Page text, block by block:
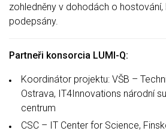
zohledněny v dohodách o
podepsány.
Partneři konsorcia LUMI-Q:
Koordinátor projektu: VŠB –
Ostrava, IT4Innovations národní
centrum
CSC – IT Center for Science,